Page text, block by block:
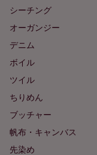
シーチング
オーガンジー
デニム
ボイル
ツイル
ちりめん
ブッチャー
帆布・キャンバス
先染め